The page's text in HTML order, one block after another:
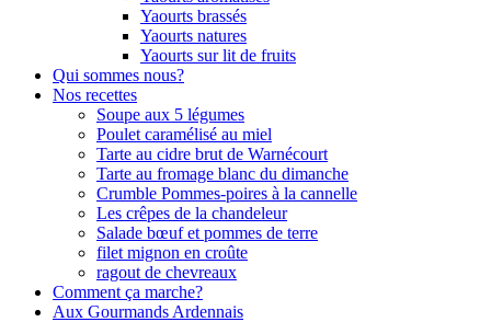
Yaourts brassés
Yaourts natures
Yaourts sur lit de fruits
Qui sommes nous?
Nos recettes
Soupe aux 5 légumes
Poulet caramélisé au miel
Tarte au cidre brut de Warnécourt
Tarte au fromage blanc du dimanche
Crumble Pommes-poires à la cannelle
Les crêpes de la chandeleur
Salade bœuf et pommes de terre
filet mignon en croûte
ragout de chevreaux
Comment ça marche?
Aux Gourmands Ardennais